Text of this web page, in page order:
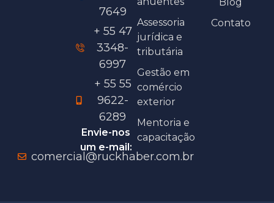
7649
+ 55 47
3348-
6997
+ 55 55
9622-
6289
Envie-nos
um e-mail:
comercial@ruckhaber.com.br
Assessoria
jurídica e
tributária
Gestão em
comércio
exterior
Mentoria e
capacitação
Contato